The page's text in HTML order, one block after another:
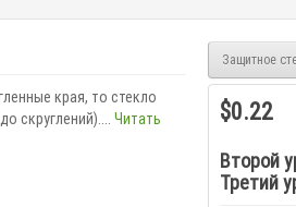
края, то стекло
скруглений).... Читать
Защитное
$0.22
Второй
Третий